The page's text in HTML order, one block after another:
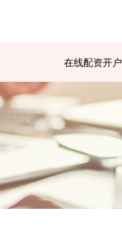
在线配资开户